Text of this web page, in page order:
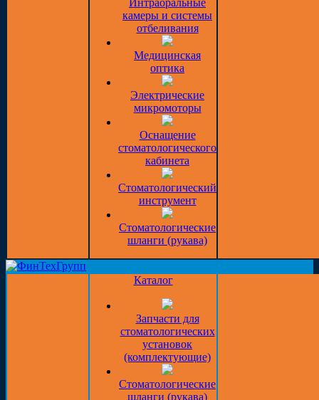
Интраоральные
камеры и системы
отбеливания
Медицинская
оптика
Электрические
микромоторы
Оснащение
стоматологического
кабинета
Стоматологический
инструмент
Стоматологические
шланги (рукава)
Каталог
Запчасти для
стоматологических
установок
(комплектующие)
Стоматологические
шланги (рукава)